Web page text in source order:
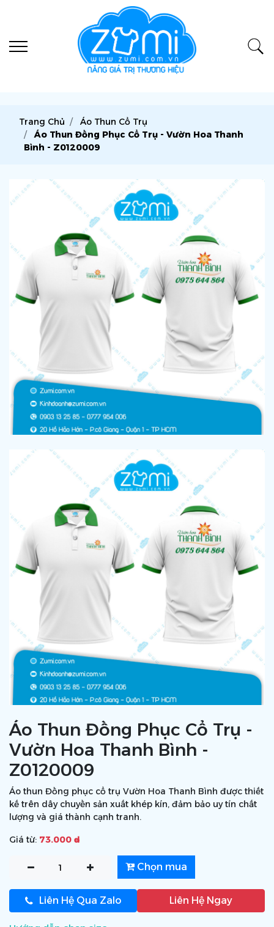
Trang Chủ
Áo Thun Cổ Trụ
Áo Thun Đồng Phục Cổ Trụ - Vườn Hoa Thanh
Bình - Z0120009
Áo Thun Đồng Phục Cổ Trụ -
Vườn Hoa Thanh Bình -
Z0120009
Áo thun Đồng phục cổ trụ Vườn Hoa Thanh Bình được thiết
kế trên dây chuyền sản xuất khép kín, đảm bảo uy tín chất
lượng và giá thành cạnh tranh.
Giá từ: 73.000 ₫
Chọn mua
Liên Hệ Qua Zalo Liên Hệ Ngay